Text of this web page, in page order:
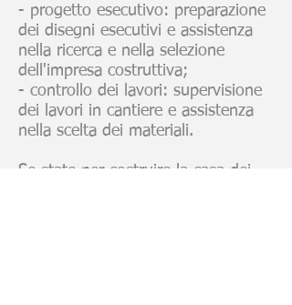
- progetto esecutivo: preparazione
dei disegni esecutivi e assistenza
nella ricerca e nella selezione
dell'impresa costruttiva;
- controllo dei lavori: supervisione
dei lavori in cantiere e assistenza
nella scelta dei materiali.
Se state per costruire la casa dei